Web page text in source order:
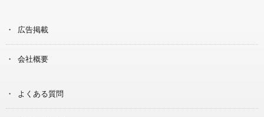
広告掲載
会社概要
よくある質問